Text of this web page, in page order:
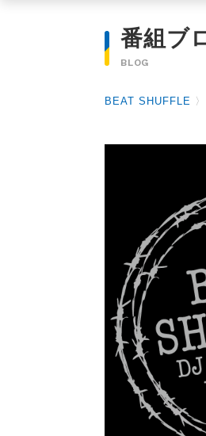
番組ブ
BLOG
BEAT SHUFFLE 〉